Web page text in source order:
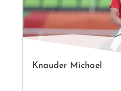
Knauder Michael